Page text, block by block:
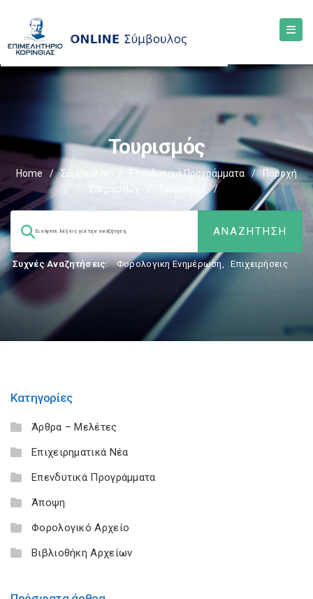
Τουρισμός
Home / Σύμβουλος Επενδυτικά Προγράμματα /
Παροχή
Υπηρεσιών
/
Συχνές Αναζητήσεις: Φορολογικη Ενημέρωση, Επιχειρήσεις
Κατηγορίες
Άρθρα – Μελέτες
Επιχειρηματικά Νέα
Επενδυτικά Προγράμματα
Άποψη
Φορολογικό Αρχείο
Βιβλιοθήκη Αρχείων